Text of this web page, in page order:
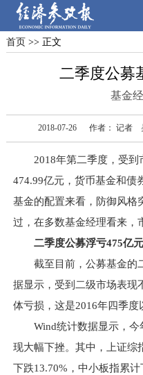
首页
首页 >> 正文
二季度公募
基金
2018-07-26 作者： 记者
2018年第二季度，受到
474.99亿元，货币基金和债
基金的配置来看，防御风格
过，在多数基金经理看来，
二季度公募浮亏475亿元
截至目前，公募基金的
据显示，受到二级市场表现
体亏损，这是2016年四季度
Wind统计数据显示，今
现大幅下挫。其中，上证综
下跌13.70%，中小板指累